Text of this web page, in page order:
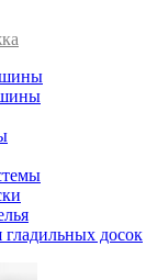
гладильных досок